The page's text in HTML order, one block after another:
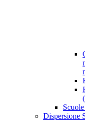
Dispersione